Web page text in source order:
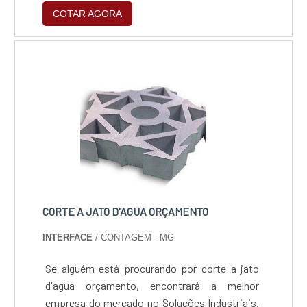
máquinas modernas e uma equipe de
profissionais capacitados, a empresa
produtos envolvidos em nas açõ....
COTAR AGORA
CORTE A JATO D'AGUA ORÇAMENTO
INTERFACE / CONTAGEM - MG
Se alguém está procurando por corte a jato
d'agua orçamento, encontrará a melhor
empresa do mercado no Soluções Industriais.